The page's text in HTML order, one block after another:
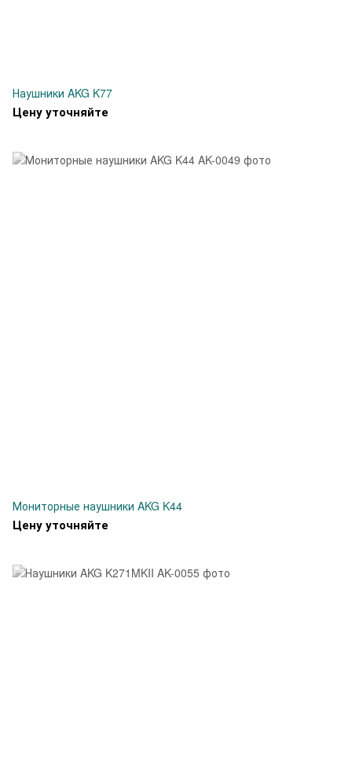
Наушники AKG K77
Цену уточняйте
Мониторные наушники AKG K44
Цену уточняйте